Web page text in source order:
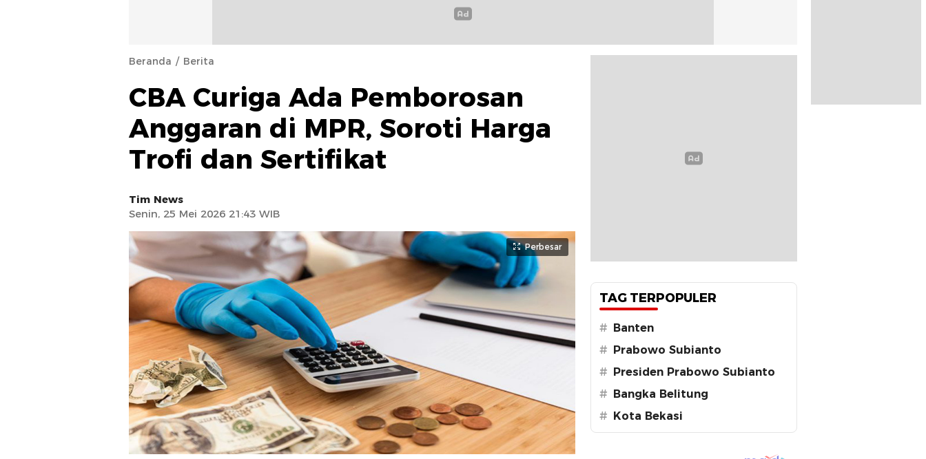
Beranda Berita
CBA Curiga Ada Pemborosan
Anggaran di MPR, Soroti Harga
Trofi dan Sertifikat
Tim News
Senin, 25 Mei 2026 21:43 WIB
Perbesar
TAG TERPOPULER
# Banten
# Prabowo Subianto
# Presiden Prabowo Subianto
# Bangka Belitung
# Kota Bekasi